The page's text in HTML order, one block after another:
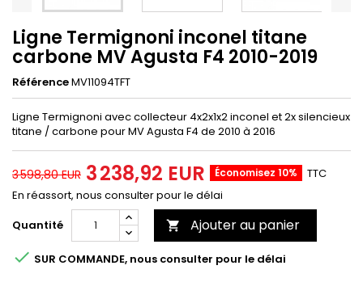
Ligne Termignoni inconel titane
carbone MV Agusta F4 2010-2019
RéférenceMV11094TFT
Ligne Termignoni avec collecteur 4x2x1x2 inconel et 2x silencieux
titane / carbone pour MV Agusta F4 de 2010 à 2016
3 598,80 EUR 3 238,92 EUR Économisez 10%
TTC
En réassort, nous consulter pour le délai
Quantité
 Ajouter au panier
 SUR COMMANDE, nous consulter pour le délai